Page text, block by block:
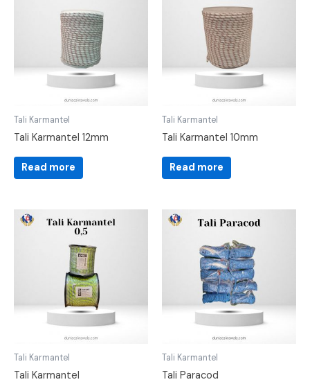
Tali Karmantel
Tali Karmantel 12mm
Read more
Tali Karmantel
Tali Karmantel 10mm
Read more
Tali Karmantel
Tali Karmantel
Tali Karmantel
Tali Paracod